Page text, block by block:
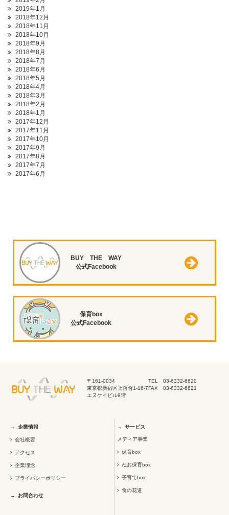
2019年1月
2018年12月
2018年11月
2018年10月
2018年9月
2018年8月
2018年7月
2018年6月
2018年5月
2018年4月
2018年3月
2018年2月
2018年1月
2017年12月
2017年11月
2017年10月
2017年9月
2017年8月
2017年7月
2017年6月
BUY THE WAY
公式Facebook
保育box
公式Facebook
〒161-0034
東京都新宿区上落合1-16-7
エヌケイビル9階
TEL 03-6332-6620
FAX 03-6332-6621
企業情報
会社概要
アクセス
企業理念
プライバシーポリシー
お問合わせ
サービス
メディア事業
保育box
ねお保育box
子育てbox
食の花道